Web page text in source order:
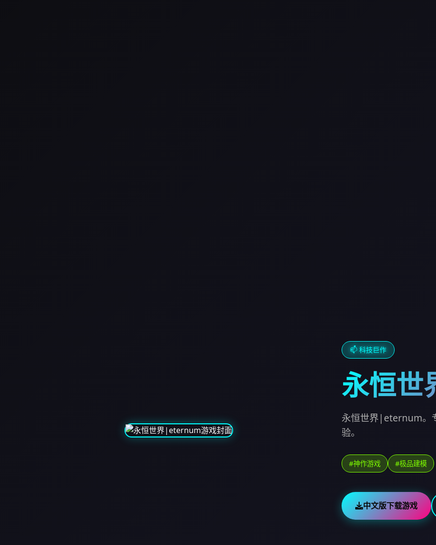
📫 科技巨作
永恒
永恒世界|eternum。
验。
#神作游戏 #极品建模
中文版下载游戏